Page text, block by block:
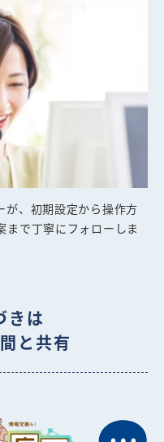
が、初期設定から操作方
まで丁寧にフォローしま
きは
と共有